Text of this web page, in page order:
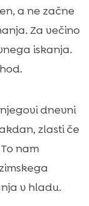
a ne začne
Za večino
iskanja.
dnevni
zlasti če
nam
v hladu.